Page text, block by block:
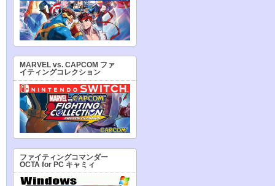
MARVEL vs. CAPCOM ファ
イティングコレクション
ファイティングコマンダー
OCTA for PC キャミィ